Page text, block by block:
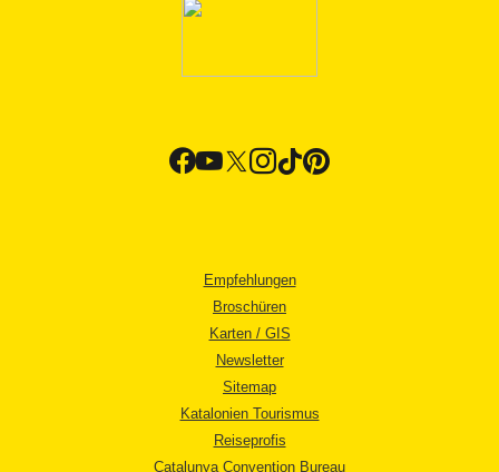
Empfehlungen
Broschüren
Karten / GIS
Newsletter
Sitemap
Katalonien Tourismus
Reiseprofis
Catalunya Convention Bureau